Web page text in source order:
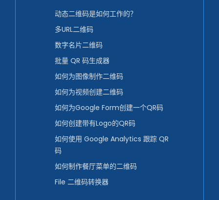
动态二维码是如何工作的？
多URL二维码
数字名片二维码
批量 QR 码生成器
如何为图像制作二维码
如何为视频创建二维码
如何为Google Form创建一个QR码
如何创建带有Logo的QR码
如何使用 Google Analytics 跟踪 QR
码
如何制作餐厅菜单的二维码
File 二维码转换器